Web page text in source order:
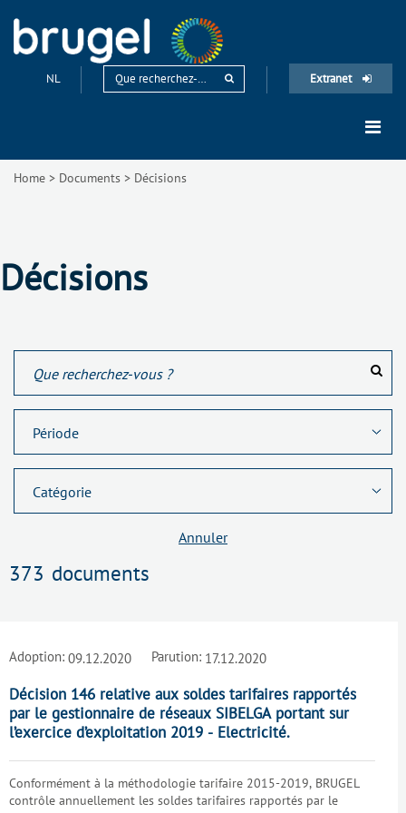
NL Extranet
Home > Documents > Décisions
Décisions
Annuler
373 documents
Adoption: 09.12.2020 Parution: 17.12.2020
Décision 146 relative aux soldes tarifaires rapportés
par le gestionnaire de réseaux SIBELGA portant sur
l’exercice d’exploitation 2019 - Electricité.
Conformément à la méthodologie tarifaire 2015-2019, BRUGEL
contrôle annuellement les soldes tarifaires rapportés par le